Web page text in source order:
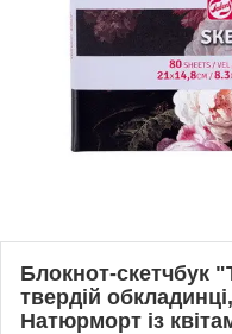
Блокнот-скетчбук
твердій
Натюрморт із